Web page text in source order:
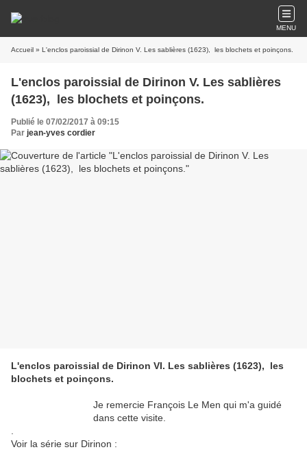
MENU
Accueil » L'enclos paroissial de Dirinon V. Les sablières (1623), les blochets et poinçons.
L'enclos paroissial de Dirinon V. Les sablières
(1623), les blochets et poinçons.
Publié le 07/02/2017 à 09:15
Par jean-yves cordier
L'enclos paroissial de Dirinon VI. Les sablières (1623), les
blochets et poinçons.
Je remercie François Le Men qui m'a guidé
dans cette visite.
Voir la série sur Dirinon :